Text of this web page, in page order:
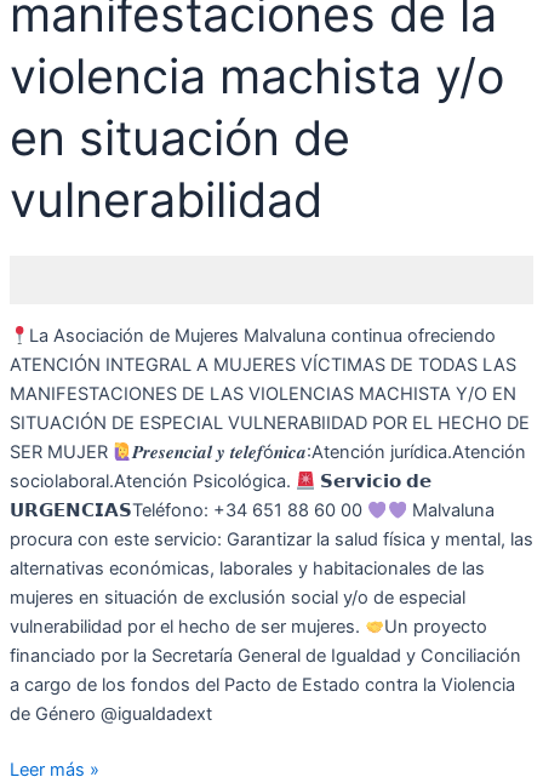
manifestaciones de la
violencia machista y/o
en situación de
vulnerabilidad
La Asociación de Mujeres Malvaluna continua ofreciendo
ATENCIÓN INTEGRAL A MUJERES VÍCTIMAS DE TODAS LAS
MANIFESTACIONES DE LAS VIOLENCIAS MACHISTA Y/O EN
SITUACIÓN DE ESPECIAL VULNERABIIDAD POR EL HECHO DE
SER MUJER
𝑷𝒓𝒆𝒔𝒆𝒏𝒄𝒊𝒂𝒍 𝒚 𝒕𝒆𝒍𝒆𝒇ó𝒏𝒊𝒄𝒂:Atención jurídica.Atención
sociolaboral.Atención Psicológica.
𝗦𝗲𝗿𝘃𝗶𝗰𝗶𝗼 𝗱𝗲
𝗨𝗥𝗚𝗘𝗡𝗖𝗜𝗔𝗦Teléfono: +34 651 88 60 00
Malvaluna
procura con este servicio: Garantizar la salud física y mental, las
alternativas económicas, laborales y habitacionales de las
mujeres en situación de exclusión social y/o de especial
vulnerabilidad por el hecho de ser mujeres.
Un proyecto
financiado por la Secretaría General de Igualdad y Conciliación
a cargo de los fondos del Pacto de Estado contra la Violencia
de Género @igualdadext
Leer más »